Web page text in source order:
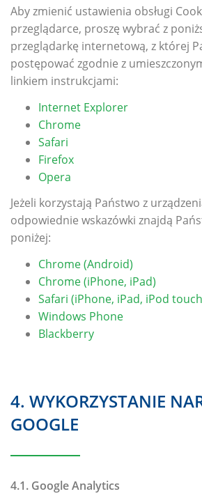
Aby zmienić ustawienia obsługi
przeglądarce, proszę wybrać z
przeglądarkę internetową, z której
postępować zgodnie z
linkiem instrukcjami:
Internet Explorer
Chrome
Safari
Firefox
Opera
Jeżeli korzystają Państwo z
odpowiednie wskazówki znajdą
poniżej:
Chrome (Android)
Chrome (iPhone, iPad)
Safari (iPhone, iPad, iPod
Windows Phone
Blackberry
4. WYKORZYSTANIE
GOOGLE
4.1. Google Analytics